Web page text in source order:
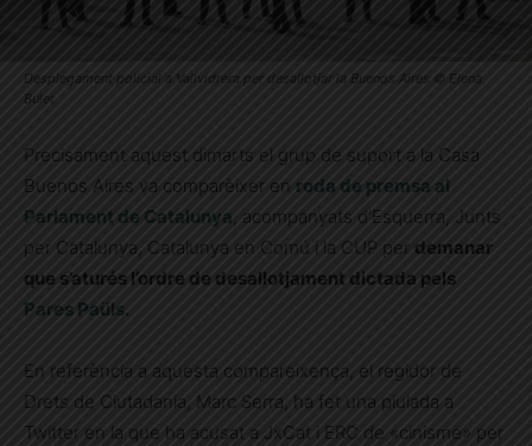
Desplegament policial a Vallvidrera per desallotjar la Buenos Aires © Elena
Bulet
Precisament aquest dimarts el grup de suport a la Casa
Buenos Aires va comparèixer en roda de premsa al
Parlament de Catalunya, acompanyats d’Esquerra, Junts
per Catalunya, Catalunya en Comú i la CUP per demanar
que s’aturés l’ordre de desallotjament dictada pels
Pares Paüls.
En referència a aquesta compareixença, el regidor de
Drets de Ciutadania, Marc Serra, ha fet una piulada a
Twitter en la que ha acusat a JxCat i ERC de «cinisme» per